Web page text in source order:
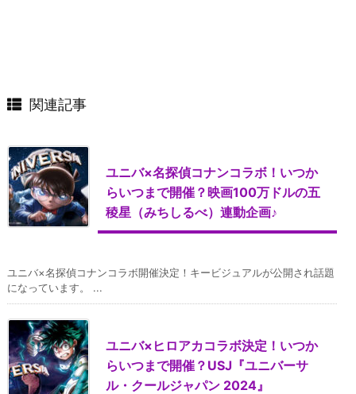
関連記事
ユニバ×名探偵コナンコラボ！いつか
らいつまで開催？映画100万ドルの五
稜星（みちしるべ）連動企画♪
ユニバ×名探偵コナンコラボ開催決定！キービジュアルが公開され話題
になっています。 ...
ユニバ×ヒロアカコラボ決定！いつか
らいつまで開催？USJ『ユニバーサ
ル・クールジャパン 2024』